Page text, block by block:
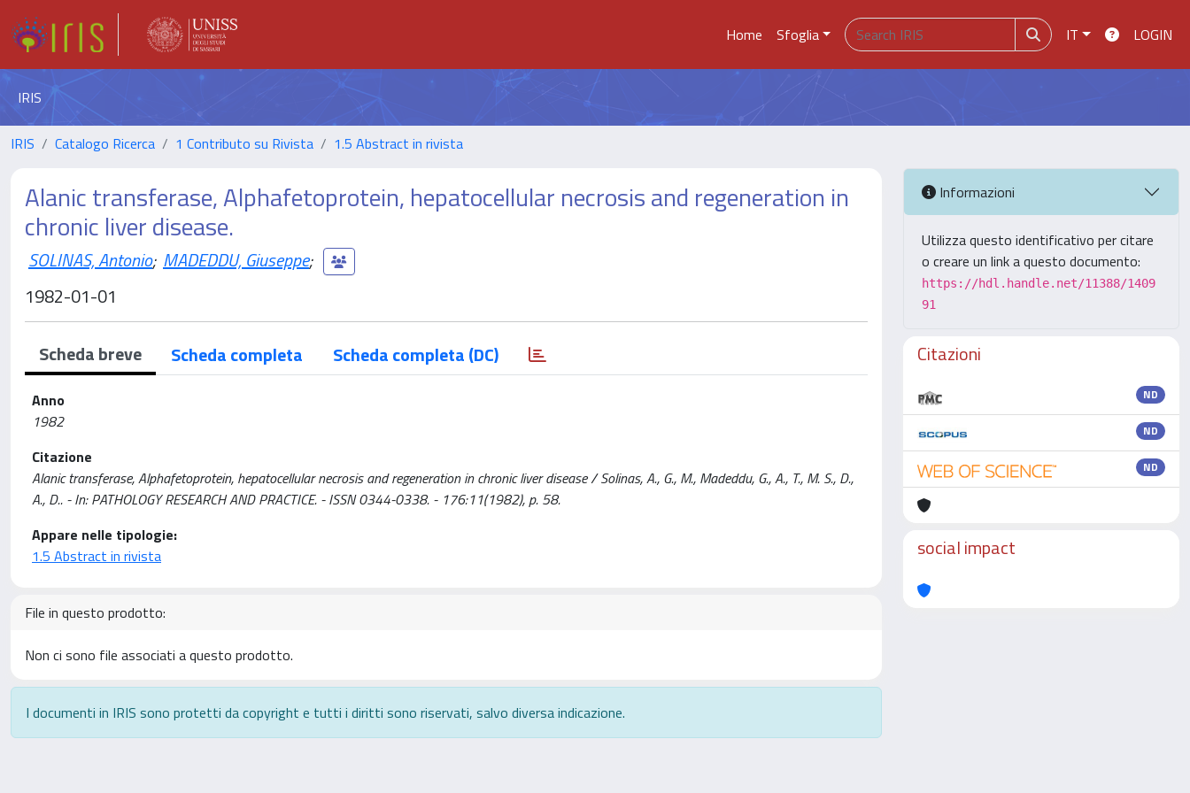
Home Sfoglia IT LOGIN
IRIS
IRIS Catalogo Ricerca 1 Contributo su Rivista 1.5 Abstract in rivista
Alanic transferase, Alphafetoprotein, hepatocellular necrosis and regeneration in
chronic liver disease.
SOLINAS, Antonio; MADEDDU, Giuseppe;
1982-01-01
Scheda breve Scheda completa Scheda completa (DC)
Anno
1982
Citazione
Alanic transferase, Alphafetoprotein, hepatocellular necrosis and regeneration in chronic liver disease / Solinas, A., G., M., Madeddu, G., A., T., M. S., D.,
A., D.. - In: PATHOLOGY RESEARCH AND PRACTICE. - ISSN 0344-0338. - 176:11(1982), p. 58.
Appare nelle tipologie:
1.5 Abstract in rivista
File in questo prodotto:
Non ci sono file associati a questo prodotto.
I documenti in IRIS sono protetti da copyright e tutti i diritti sono riservati, salvo diversa indicazione.
Informazioni
Utilizza questo identificativo per citare
o creare un link a questo documento:
https://hdl.handle.net/11388/1409
91
Citazioni
ND
ND
ND
social impact